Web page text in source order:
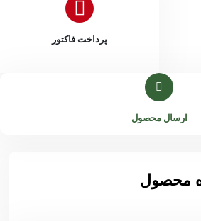
پرداخت فاکتور
ارسال محصول
محصول